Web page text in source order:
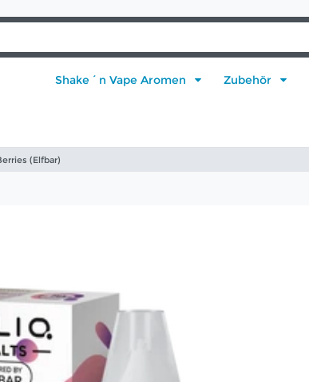
Shake´n Vape Aromen Zubehör
(Elfbar)